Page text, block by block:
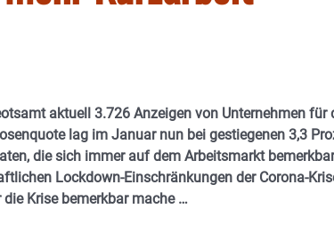
aktuell 3.726 Anzeigen von Unternehmen
lag im Januar nun bei gestiegenen 3,3
die sich immer auf dem Arbeitsmarkt
Lockdown-Einschränkungen der Corona-
Krise bemerkbar mache …